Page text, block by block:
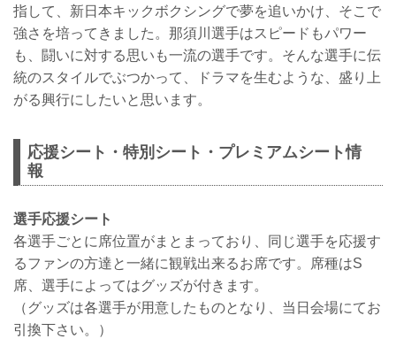
指して、新日本キックボクシングで夢を追いかけ、そこで
強さを培ってきました。那須川選手はスピードもパワー
も、闘いに対する思いも一流の選手です。そんな選手に伝
統のスタイルでぶつかって、ドラマを生むような、盛り上
がる興行にしたいと思います。
応援シート・特別シート・プレミアムシート情
報
選手応援シート
各選手ごとに席位置がまとまっており、同じ選手を応援す
るファンの方達と一緒に観戦出来るお席です。席種はS
席、選手によってはグッズが付きます。
（グッズは各選手が用意したものとなり、当日会場にてお
引換下さい。）